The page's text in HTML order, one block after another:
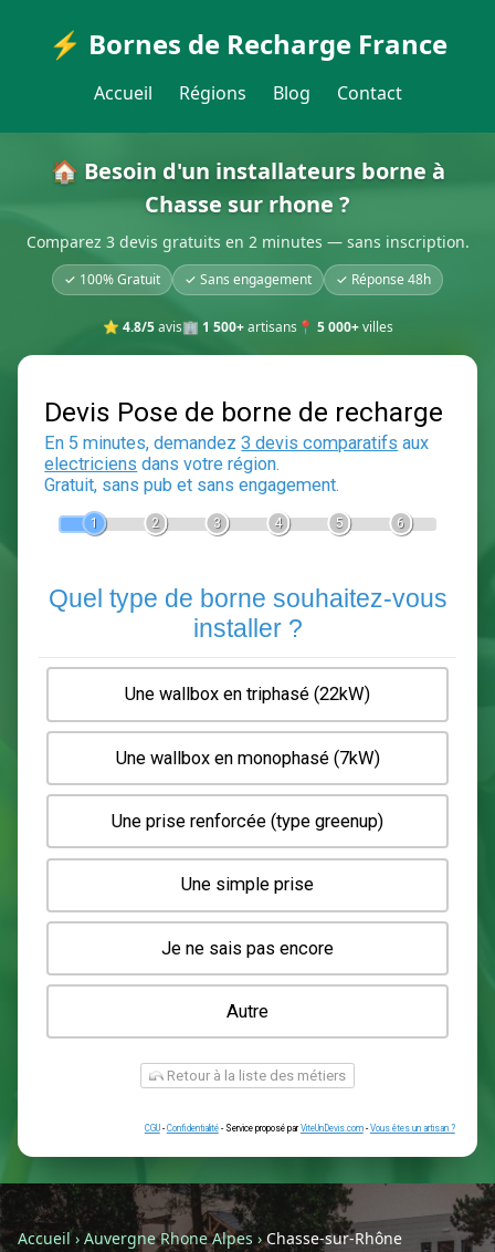
⚡ Bornes de Recharge France
Accueil Régions Blog Contact
🏠 Besoin d'un installateurs borne à
Chasse sur rhone ?
Comparez 3 devis gratuits en 2 minutes — sans inscription.
✓ 100% Gratuit ✓ Sans engagement ✓ Réponse 48h
⭐ 4.8/5avis🏢 1 500+artisans 📍 5 000+villes
Devis Pose de borne de
En 5 minutes, demandez3 devis comparatifs
Gratuit, sans pub et sans engagement.
2 3 6
Quel type de borne souhaitez-
installer ?
Une wallbox en triphasé (22kW)
Une wallbox en monophasé (7kW)
Une prise renforcée (type greenup)
Une simple prise
Je ne sais pas encore
Autre
Accueil› Auvergne Rhone Alpes›Chasse-sur-Rhône